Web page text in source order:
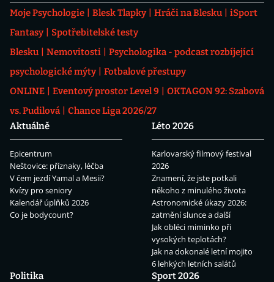
Moje Psychologie Blesk Tlapky Hráči na Blesku
iSport
Fantasy
Spotřebitelské testy
Blesku
Nemovitosti
Psychologika - podcast rozbíjející
psychologické mýty
Fotbalové přestupy
ONLINE
Eventový prostor Level 9
OKTAGON 92: Szabová
vs. Pudilová
Chance Liga 2026/27
Aktuálně
Epicentrum
Neštovice: příznaky, léčba
V čem jezdí Yamal a Mesii?
Kvízy pro seniory
Kalendář úplňků 2026
Co je bodycount?
Léto 2026
Karlovarský filmový festival
2026
Znamení, že jste potkali
někoho z minulého života
Astronomické úkazy 2026:
zatmění slunce a další
Jak obléci miminko při
vysokých teplotách?
Jak na dokonalé letní mojito
6 lehkých letních salátů
Politika
Sport 2026